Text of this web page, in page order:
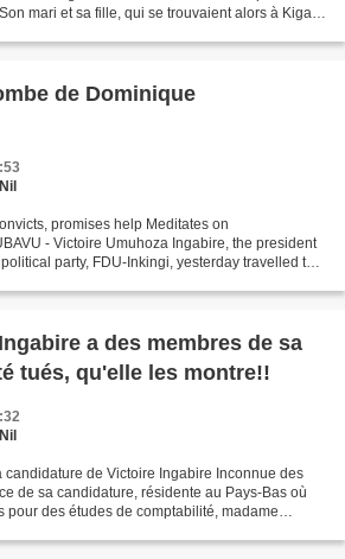
mari et sa fille, qui se trouvaient alors à Kigali,
de Dominique
promises help Meditates on
- Victoire Umuhoza Ingabire, the president
party, FDU-Inkingi, yesterday travelled to
a des membres de sa
tués, qu'elle les montre!!
candidature de Victoire Ingabire Inconnue des
de sa candidature, résidente au Pays-Bas où
pour des études de comptabilité, madame